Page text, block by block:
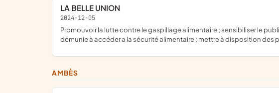
LA BELLE UNION
2024-12-05
promouvoir la lutte contre le gaspillage alimentaire ; sensibiliser le public aux enjeux du gaspillage alimentaire et à une consommation responsable ; aider les familles les plus
démunie à accéder a la sécurité alimentaire ; mettre à disposition
AMBÈS